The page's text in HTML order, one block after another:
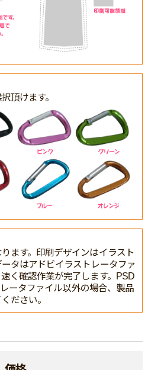
頂けます。
ます。印刷デザインはイラスト
タはアドビイラストレータファ
く確認作業が完了します。PSD
ータファイル以外の場合、製品
ださい。